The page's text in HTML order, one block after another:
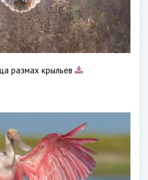
размах крыльев